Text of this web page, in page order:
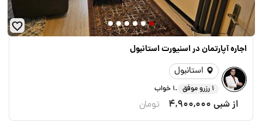
اجاره آپارتمان در اسنیورت استانبول
استانبول
1 رزرو موفق .1 خواب
از شبی 4,900,000 تومان